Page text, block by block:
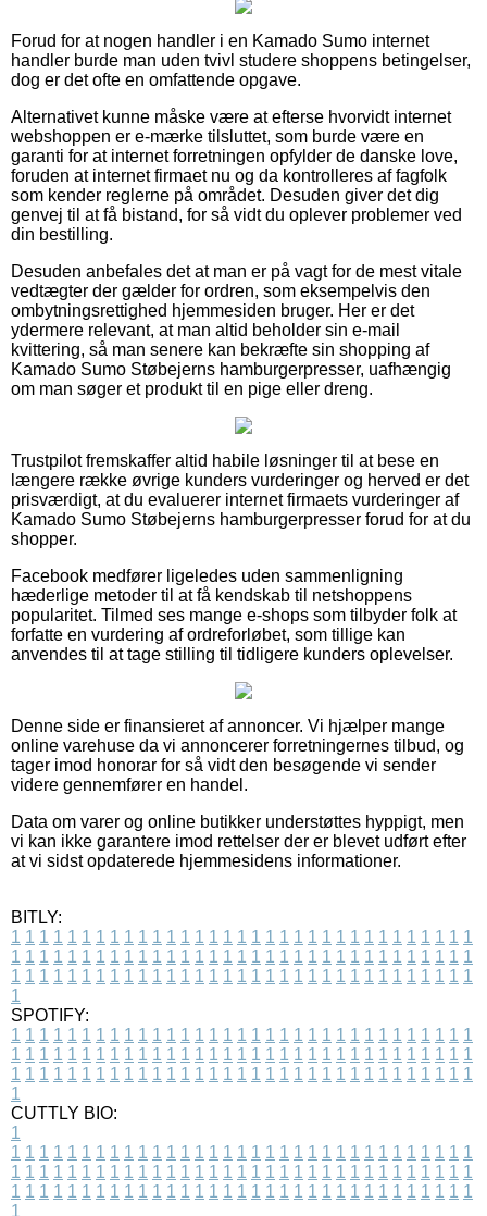
Forud for at nogen handler i en Kamado Sumo internet
handler burde man uden tvivl studere shoppens betingelser,
dog er det ofte en omfattende opgave.
Alternativet kunne måske være at efterse hvorvidt internet
webshoppen er e-mærke tilsluttet, som burde være en
garanti for at internet forretningen opfylder de danske love,
foruden at internet firmaet nu og da kontrolleres af fagfolk
som kender reglerne på området. Desuden giver det dig
genvej til at få bistand, for så vidt du oplever problemer ved
din bestilling.
Desuden anbefales det at man er på vagt for de mest vitale
vedtægter der gælder for ordren, som eksempelvis den
ombytningsrettighed hjemmesiden bruger. Her er det
ydermere relevant, at man altid beholder sin e-mail
kvittering, så man senere kan bekræfte sin shopping af
Kamado Sumo Støbejerns hamburgerpresser, uafhængig
om man søger et produkt til en pige eller dreng.
Trustpilot fremskaffer altid habile løsninger til at bese en
længere række øvrige kunders vurderinger og herved er det
prisværdigt, at du evaluerer internet firmaets vurderinger af
Kamado Sumo Støbejerns hamburgerpresser forud for at du
shopper.
Facebook medfører ligeledes uden sammenligning
hæderlige metoder til at få kendskab til netshoppens
popularitet. Tilmed ses mange e-shops som tilbyder folk at
forfatte en vurdering af ordreforløbet, som tillige kan
anvendes til at tage stilling til tidligere kunders oplevelser.
Denne side er finansieret af annoncer. Vi hjælper mange
online varehuse da vi annoncerer forretningernes tilbud, og
tager imod honorar for så vidt den besøgende vi sender
videre gennemfører en handel.
Data om varer og online butikker understøttes hyppigt, men
vi kan ikke garantere imod rettelser der er blevet udført efter
at vi sidst opdaterede hjemmesidens informationer.
BITLY:
1 1 1 1 1 1 1 1 1 1 1 1 1 1 1 1 1 1 1 1 1 1 1 1 1 1 1 1 1 1 1 1 1
1 1 1 1 1 1 1 1 1 1 1 1 1 1 1 1 1 1 1 1 1 1 1 1 1 1 1 1 1 1 1 1 1
1 1 1 1 1 1 1 1 1 1 1 1 1 1 1 1 1 1 1 1 1 1 1 1 1 1 1 1 1 1 1 1 1
1
SPOTIFY:
1 1 1 1 1 1 1 1 1 1 1 1 1 1 1 1 1 1 1 1 1 1 1 1 1 1 1 1 1 1 1 1 1
1 1 1 1 1 1 1 1 1 1 1 1 1 1 1 1 1 1 1 1 1 1 1 1 1 1 1 1 1 1 1 1 1
1 1 1 1 1 1 1 1 1 1 1 1 1 1 1 1 1 1 1 1 1 1 1 1 1 1 1 1 1 1 1 1 1
1
CUTTLY BIO:
1
1 1 1 1 1 1 1 1 1 1 1 1 1 1 1 1 1 1 1 1 1 1 1 1 1 1 1 1 1 1 1 1 1
1 1 1 1 1 1 1 1 1 1 1 1 1 1 1 1 1 1 1 1 1 1 1 1 1 1 1 1 1 1 1 1 1
1 1 1 1 1 1 1 1 1 1 1 1 1 1 1 1 1 1 1 1 1 1 1 1 1 1 1 1 1 1 1 1 1
1